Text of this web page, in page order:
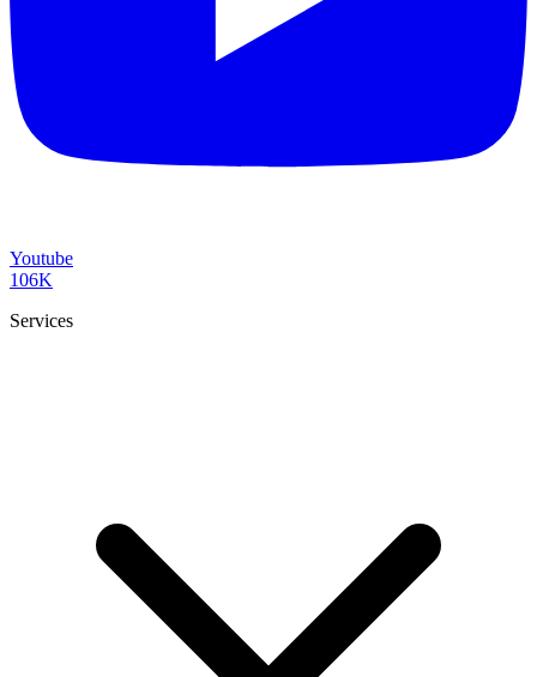
Youtube
106K
Services